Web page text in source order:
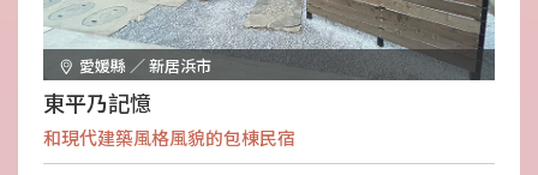
愛媛縣 ／ 新居浜市
東平乃記憶
和現代建築風格風貌的包棟民宿